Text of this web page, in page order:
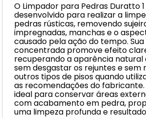
O Limpador para Pedras Duratto
desenvolvido para realizar a
pedras rústicas, removendo
impregnadas, manchas e o
causado pela ação do tempo.
concentrada promove efeito
recuperando a aparência natural
sem desgastar os rejuntes e sem
outros tipos de pisos quando
as recomendações do fabricante.
ideal para conservar áreas
com acabamento em pedra,
uma limpeza profunda e